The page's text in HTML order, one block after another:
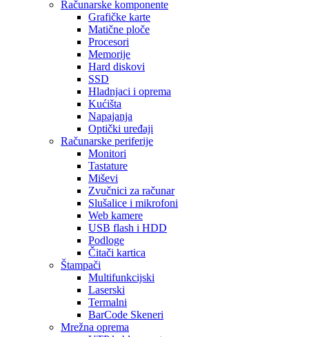
Računarske komponente
Grafičke karte
Matične ploče
Procesori
Memorije
Hard diskovi
SSD
Hladnjaci i oprema
Kućišta
Napajanja
Optički uređaji
Računarske periferije
Monitori
Tastature
Miševi
Zvučnici za računar
Slušalice i mikrofoni
Web kamere
USB flash i HDD
Podloge
Čitači kartica
Štampači
Multifunkcijski
Laserski
Termalni
BarCode Skeneri
Mrežna oprema